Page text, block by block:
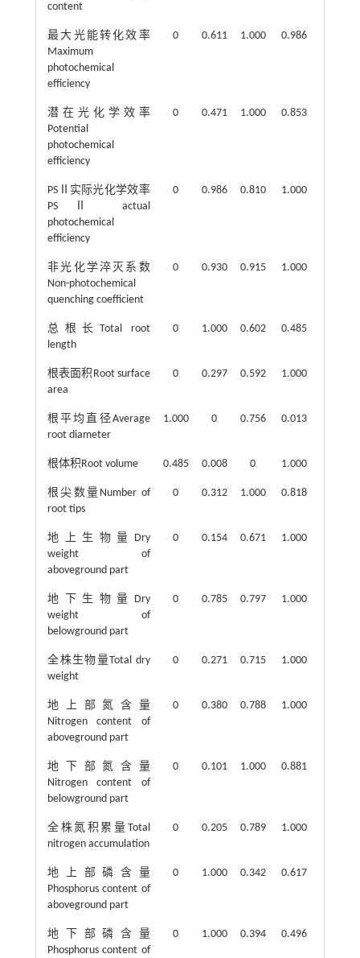
content
最大光能转化效率
Maximum
photochemical
efficiency
0 0.611 1.000 0.986
潜在光化学效率
Potential
photochemical
efficiency
0 0.471 1.000 0.853
PSⅡ实际光化学效率
PSⅡ actual
photochemical
efficiency
0 0.986 0.810 1.000
非光化学淬灭系数
Non-photochemical
quenching coefficient
0 0.930 0.915 1.000
总根长Total root
length
0 1.000 0.602 0.485
根表面积Root surface
area
0 0.297 0.592 1.000
根平均直径Average
root diameter
1.000 0 0.756 0.013
根体积Root volume 0.485 0.008 0 1.000
根尖数量Number of
root tips
0 0.312 1.000 0.818
地上生物量Dry
weight of
aboveground part
0 0.154 0.671 1.000
地下生物量Dry
weight of
belowground part
0 0.785 0.797 1.000
全株生物量Total dry
weight
0 0.271 0.715 1.000
地上部氮含量
Nitrogen content of
aboveground part
0 0.380 0.788 1.000
地下部氮含量
Nitrogen content of
belowground part
0 0.101 1.000 0.881
全株氮积累量Total
nitrogen accumulation
0 0.205 0.789 1.000
地上部磷含量
Phosphorus content of
aboveground part
0 1.000 0.342 0.617
地下部磷含量
Phosphorus content of
0 1.000 0.394 0.496